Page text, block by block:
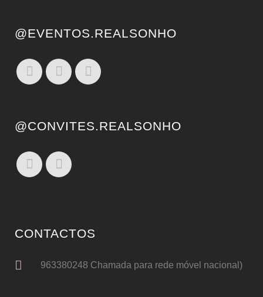
@EVENTOS.REALSONHO
@CONVITES.REALSONHO
CONTACTOS
963380248 Chamada para rede móvel nacional)